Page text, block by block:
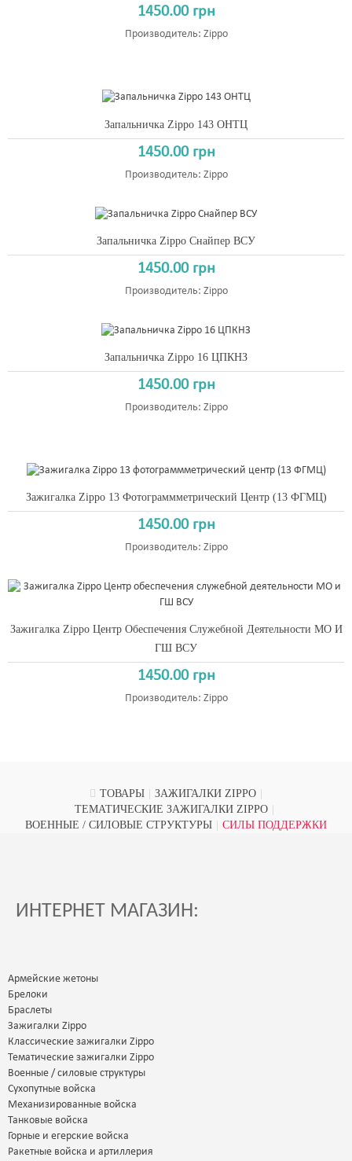
1450.00 грн
Производитель: Zippo
Запальничка Zippo 143 ОНТЦ
1450.00 грн
Производитель: Zippo
Запальничка Zippo Снайпер ВСУ
1450.00 грн
Производитель: Zippo
Запальничка Zippo 16 ЦПКНЗ
1450.00 грн
Производитель: Zippo
Зажигалка Zippo 13 Фотограммметрический Центр (13 ФГМЦ)
1450.00 грн
Производитель: Zippo
Зажигалка Zippo Центр Обеспечения Служебной Деятельности МО И
ГШ ВСУ
1450.00 грн
Производитель: Zippo
ТОВАРЫ ЗАЖИГАЛКИ ZIPPO
ТЕМАТИЧЕСКИЕ ЗАЖИГАЛКИ ZIPPO
ВОЕННЫЕ / СИЛОВЫЕ СТРУКТУРЫ
СИЛЫ ПОДДЕРЖКИ
ИНТЕРНЕТ МАГАЗИН:
Армейские жетоны
Брелоки
Браслеты
Зажигалки Zippo
Классические зажигалки Zippo
Тематические зажигалки Zippo
Военные / силовые структуры
Сухопутные войска
Механизированные войска
Танковые войска
Горные и егерские войска
Ракетные войска и артиллерия